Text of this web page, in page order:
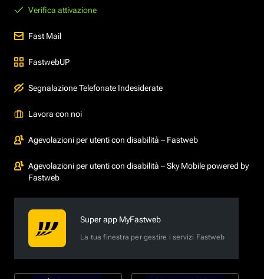
Verifica attivazione
Fast Mail
FastwebUP
Segnalazione Telefonate Indesiderate
Lavora con noi
Agevolazioni per utenti con disabilità – Fastweb
Agevolazioni per utenti con disabilità – Sky Mobile powered by
Fastweb
Super app MyFastweb
La tua finestra per gestire i servizi Fastweb